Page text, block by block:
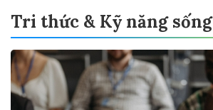
Tri thức & Kỹ năng sống